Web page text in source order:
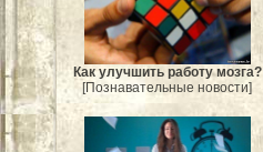
Как улучшить работу мозга?
[Познавательные новости]